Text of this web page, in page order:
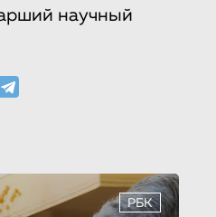
научный
РБК